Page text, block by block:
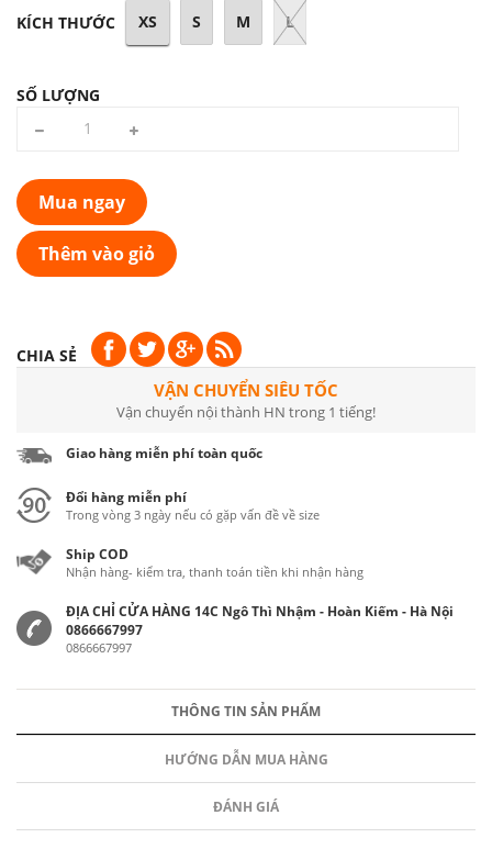
KÍCH THƯỚC XS S M L
SỐ LƯỢNG
Mua ngay
Thêm vào giỏ
CHIA SẺ
VẬN CHUYỂN SIÊU TỐC
Vận chuyển nội thành HN trong 1 tiếng!
Giao hàng miễn phí toàn quốc
Đổi hàng miễn phí
Trong vòng 3 ngày nếu có gặp vấn đề về size
Ship COD
Nhận hàng- kiểm tra, thanh toán tiền khi nhận hàng
ĐỊA CHỈ CỬA HÀNG 14C Ngô Thì Nhậm - Hoàn Kiếm - Hà Nội
0866667997
0866667997
THÔNG TIN SẢN PHẨM
HƯỚNG DẪN MUA HÀNG
ĐÁNH GIÁ